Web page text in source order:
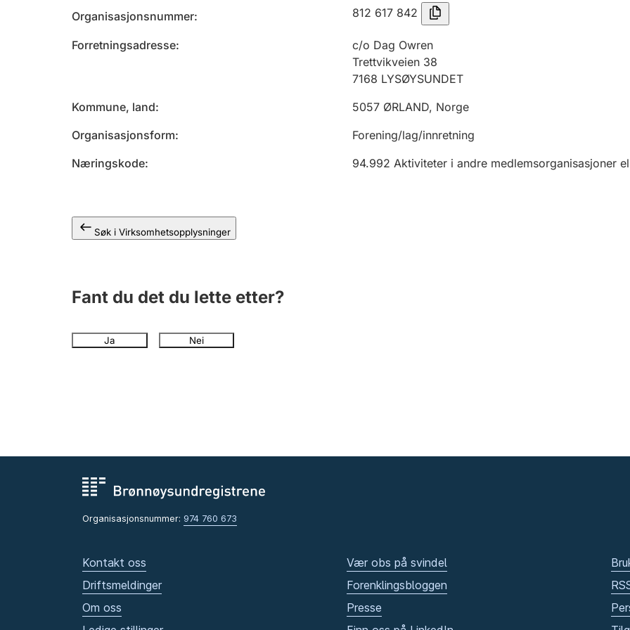
Organisasjonsnummer 812 617 842
Forretningsadresse
c/o Dag Owren
Trettvikveien 38
7168 LYSØYSUNDET
Kommune, land
5057 ØRLAND, Norge
Organisasjonsform
Forening/lag/innretning
Næringskode
94.992 Aktiviteter i andre medlemsorganisasjoner
Søk i Virksomhetsopplysninger
Fant du det du lette etter?
Ja Nei
Organisasjonsnummer: 974 760 673
Kontakt oss
Driftsmeldinger
Om oss
Vær obs på svindel
Forenklingsbloggen
Presse